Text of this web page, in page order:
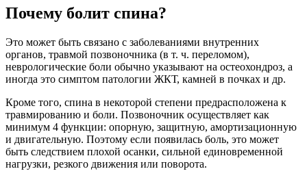
Почему болит спина?
Это может быть связано с заболеваниями внутренних
органов, травмой позвоночника (в т. ч. переломом),
неврологические боли обычно указывают на остеохондроз, а
иногда это симптом патологии ЖКТ, камней в почках и др.
Кроме того, спина в некоторой степени предрасположена к
травмированию и боли. Позвоночник осуществляет как
минимум 4 функции: опорную, защитную, амортизационную
и двигательную. Поэтому если появилась боль, это может
быть следствием плохой осанки, сильной единовременной
нагрузки, резкого движения или поворота.